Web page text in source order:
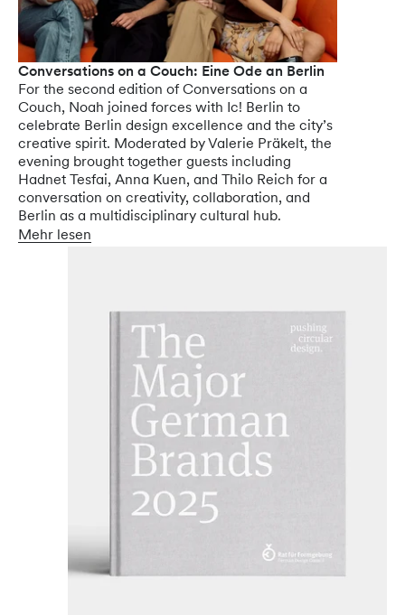
Conversations on a Couch: Eine Ode an Berlin
For the second edition of Conversations on a
Couch, Noah joined forces with Ic! Berlin to
celebrate Berlin design excellence and the city’s
creative spirit. Moderated by Valerie Präkelt, the
evening brought together guests including
Hadnet Tesfai, Anna Kuen, and Thilo Reich for a
conversation on creativity, collaboration, and
Berlin as a multidisciplinary cultural hub.
Mehr lesen